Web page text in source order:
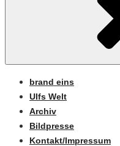
brand eins
Ulfs Welt
Archiv
Bildpresse
Kontakt/Impressum